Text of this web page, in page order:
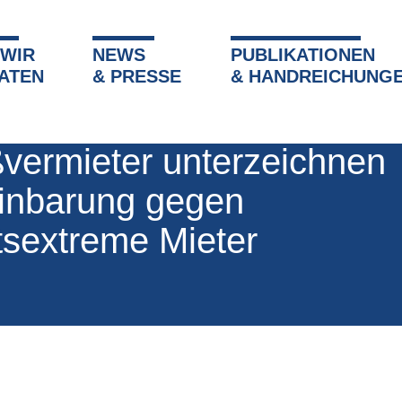
NEWS
& PRESSE
PUBLIKATIONEN
&
»Presseartikel»Großvermieter unterzeichnen Vereinbarung
unterzeichnen
gegen
Mieter